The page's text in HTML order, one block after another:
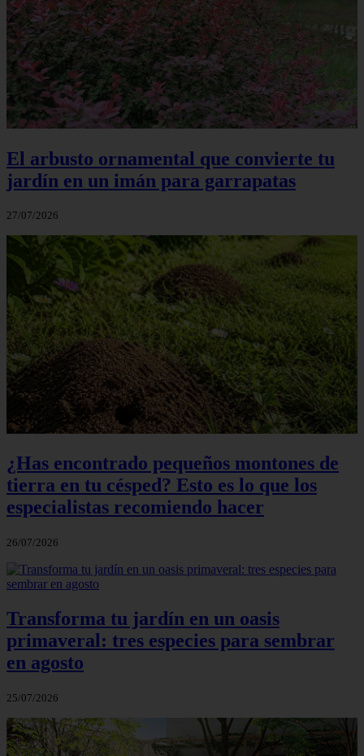
El arbusto ornamental que convierte tu
jardín en un imán para garrapatas
27/07/2026
¿Has encontrado pequeños montones de
tierra en tu césped? Esto es lo que los
especialistas recomiendo hacer
26/07/2026
Transforma tu jardín en un oasis
primaveral: tres especies para sembrar
en agosto
25/07/2026